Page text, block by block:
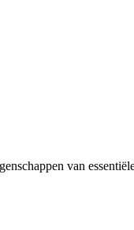
van